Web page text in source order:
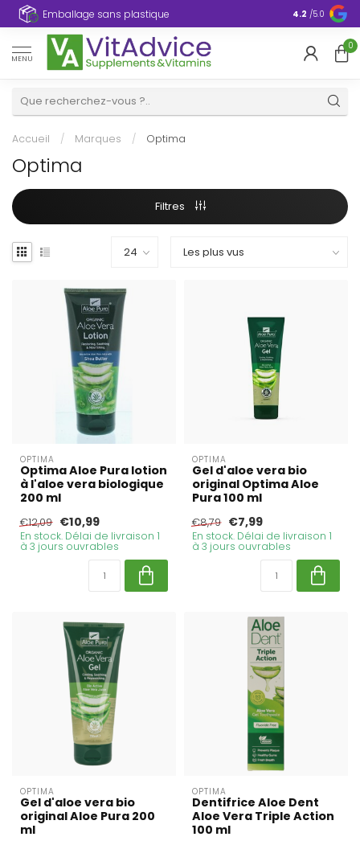
Emballage sans plastique 4.2 /5.0
MENU
0
Accueil / Marques / Optima
Optima
Filtres
OPTIMA
Optima Aloe Pura lotion
à l'aloe vera biologique
200 ml
€12,09 €10,99
En stock. Délai de livraison 1
à 3 jours ouvrables
OPTIMA
Gel d'aloe vera bio
original Optima Aloe
Pura 100 ml
€8,79 €7,99
En stock. Délai de livraison 1
à 3 jours ouvrables
OPTIMA
Gel d'aloe vera bio
original Aloe Pura 200
ml
OPTIMA
Dentifrice Aloe Dent
Aloe Vera Triple Action
100 ml